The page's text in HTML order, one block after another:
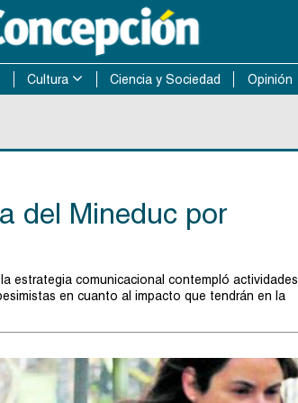
Cultura Ciencia y Sociedad Opinión
del Mineduc por
estrategia comunicacional contempló actividades
en cuanto al impacto que tendrán en la